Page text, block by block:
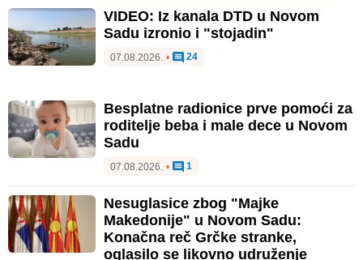
VIDEO: Iz kanala DTD u Novom
Sadu izronio i "stojadin"
07.08.2026. • 24
Besplatne radionice prve pomoći za
roditelje beba i male dece u Novom
Sadu
07.08.2026. • 1
Nesuglasice zbog "Majke
Makedonije" u Novom Sadu:
Konačna reč Grčke stranke,
oglasilo se likovno udruženje